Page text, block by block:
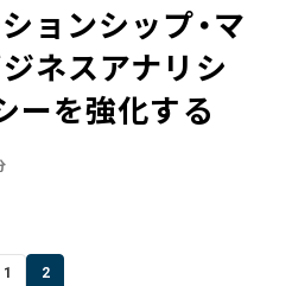
ョンシップ・マ
ネスアナリシ
ーを強化する
1 2